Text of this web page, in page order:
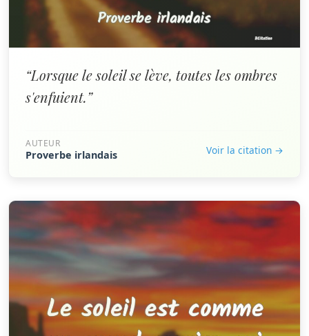
“Lorsque le soleil se lève, toutes les ombres
s'enfuient.”
AUTEUR
Proverbe irlandais Voir la citation →